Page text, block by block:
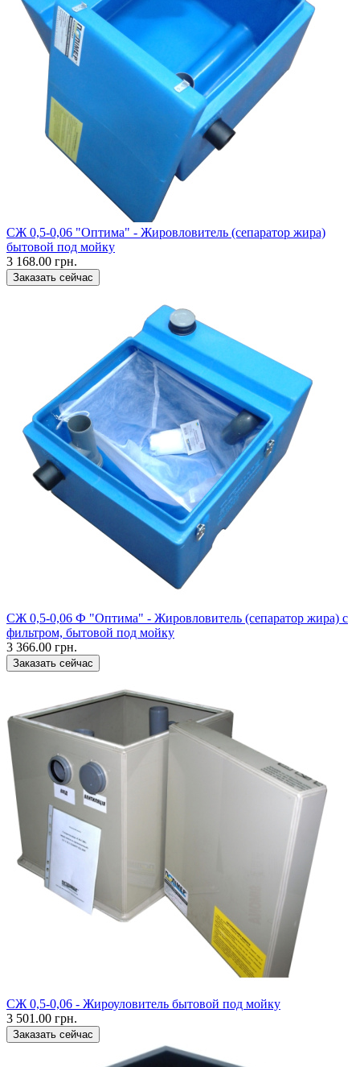
СЖ 0,5-0,06 "Оптима" - Жировловитель (сепаратор жира)
бытовой под мойку
3 168.00 грн.
Заказать сейчас
СЖ 0,5-0,06 Ф "Оптима" - Жировловитель (сепаратор жира) с
фильтром, бытовой под мойку
3 366.00 грн.
Заказать сейчас
CЖ 0,5-0,06 - Жироуловитель бытовой под мойку
3 501.00 грн.
Заказать сейчас